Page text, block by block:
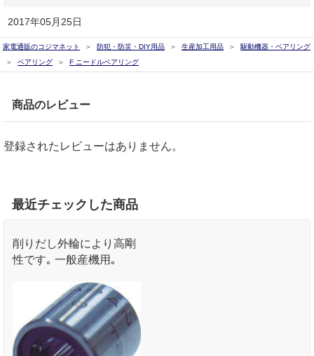
2017年05月25日
家電通販のコジマネット 防犯・防災・DIY用品 生産加工用品
駆動機器・ベアリング
ベアリング
F ニードルベアリング
商品のレビュー
登録されたレビューはありません。
最近チェックした商品
削りだし外輪により高剛
性です｡ 一般産機用｡